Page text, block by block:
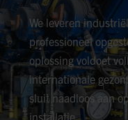
We leveren
professioneel
oplossing voldoet
internationale
sluit naadloos aan
installatie.